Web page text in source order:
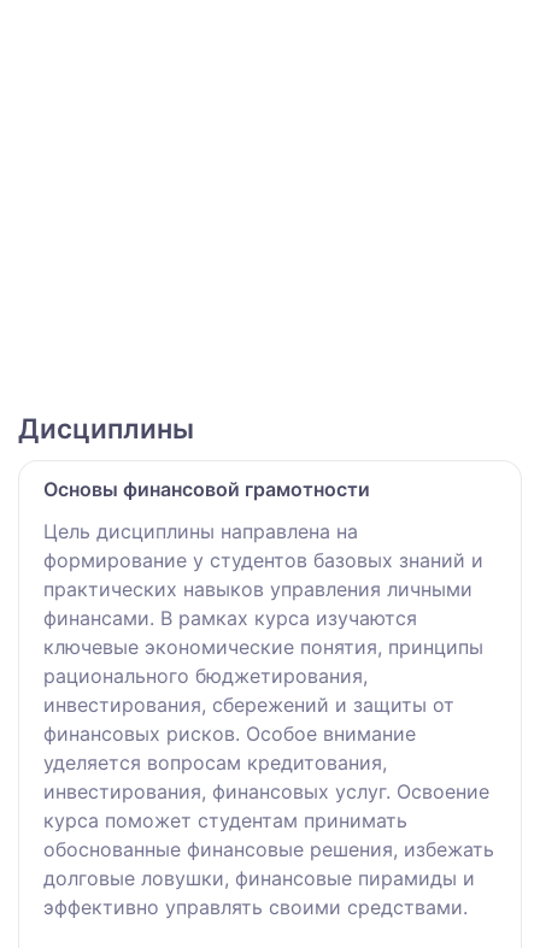
Дисциплины
Основы финансовой грамотности
Цель дисциплины направлена на
формирование у студентов базовых знаний и
практических навыков управления личными
финансами. В рамках курса изучаются
ключевые экономические понятия, принципы
рационального бюджетирования,
инвестирования, сбережений и защиты от
финансовых рисков. Особое внимание
уделяется вопросам кредитования,
инвестирования, финансовых услуг. Освоение
курса поможет студентам принимать
обоснованные финансовые решения, избежать
долговые ловушки, финансовые пирамиды и
эффективно управлять своими средствами.